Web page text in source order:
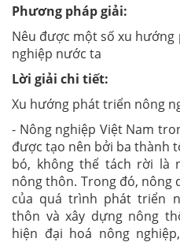
Phương pháp giải:
Nêu được một số xu
nghiệp nước ta
Lời giải chi tiết:
Xu hướng phát triển nông
- Nông nghiệp Việt Nam
được tạo nên bởi ba thành
bó, không thể tách rời là
nông thôn. Trong đó, nông
của quá trình phát triển
thôn và xây dựng nông
hiện đại hoá nông